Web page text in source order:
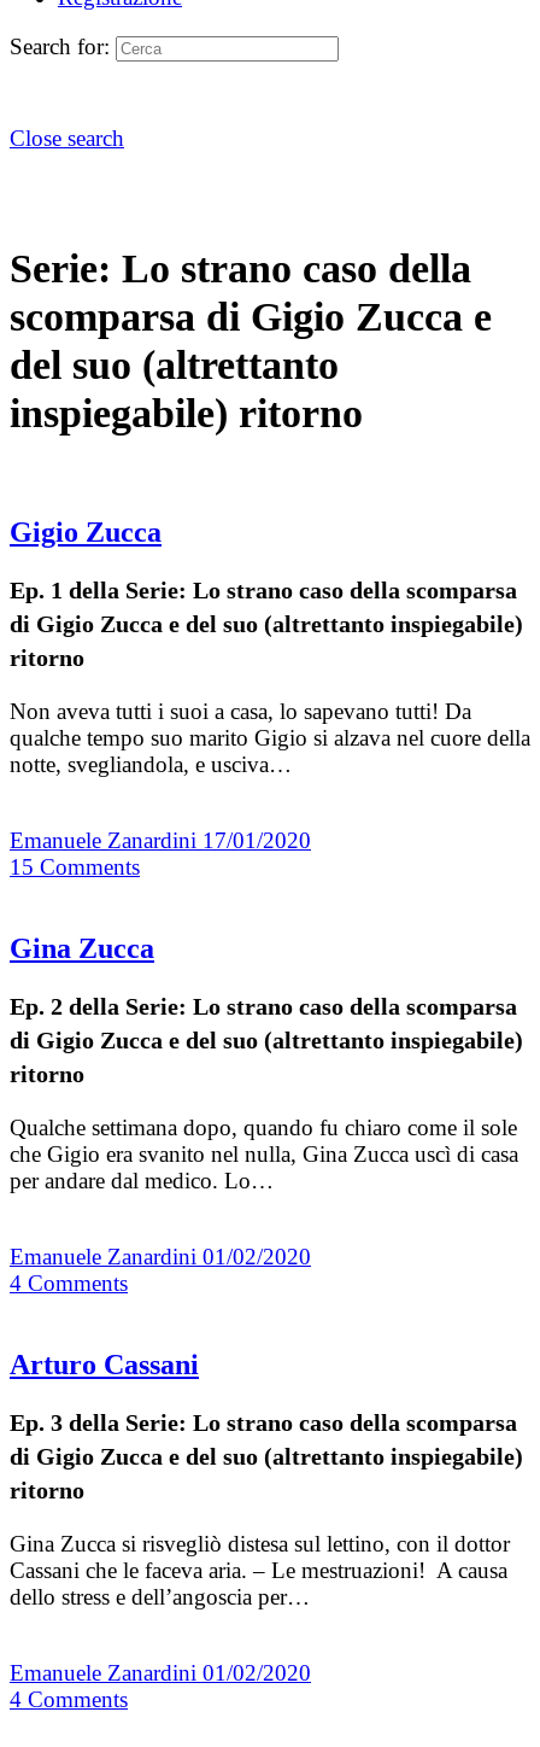
Search for:
Close search
Serie: Lo strano caso della
scomparsa di Gigio Zucca e
del suo (altrettanto
inspiegabile) ritorno
Gigio Zucca
Ep. 1 della Serie: Lo strano caso della scomparsa
di Gigio Zucca e del suo (altrettanto inspiegabile)
ritorno
Non aveva tutti i suoi a casa, lo sapevano tutti! Da
qualche tempo suo marito Gigio si alzava nel cuore della
notte, svegliandola, e usciva…
Emanuele Zanardini 17/01/2020
15 Comments
Gina Zucca
Ep. 2 della Serie: Lo strano caso della scomparsa
di Gigio Zucca e del suo (altrettanto inspiegabile)
ritorno
Qualche settimana dopo, quando fu chiaro come il sole
che Gigio era svanito nel nulla, Gina Zucca uscì di casa
per andare dal medico. Lo…
Emanuele Zanardini 01/02/2020
4 Comments
Arturo Cassani
Ep. 3 della Serie: Lo strano caso della scomparsa
di Gigio Zucca e del suo (altrettanto inspiegabile)
ritorno
Gina Zucca si risvegliò distesa sul lettino, con il dottor
Cassani che le faceva aria. – Le mestruazioni! A causa
dello stress e dell’angoscia per…
Emanuele Zanardini 01/02/2020
4 Comments